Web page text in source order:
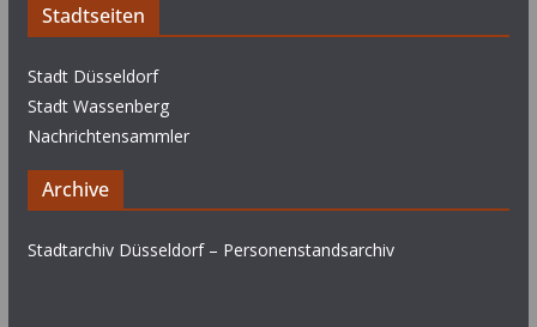
Stadtseiten
Stadt Düsseldorf
Stadt Wassenberg
Nachrichtensammler
Archive
Stadtarchiv Düsseldorf – Personenstandsarchiv